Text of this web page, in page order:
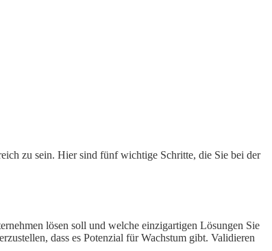
zu sein. Hier sind fünf wichtige Schritte, die Sie bei der
lösen soll und welche einzigartigen Lösungen Sie
dass es Potenzial für Wachstum gibt. Validieren